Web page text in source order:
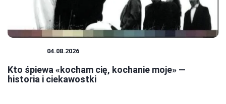
04.08.2026
Kto śpiewa «kocham cię, kochanie moje» —
historia i ciekawostki